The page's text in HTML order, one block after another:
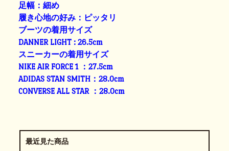
足幅：細め
履き心地の好み：ピッタリ
ブーツの着用サイズ
DANNER LIGHT : 26.5cm
スニーカーの着用サイズ
NIKE AIR FORCE 1 ：27.5cm
ADIDAS STAN SMITH：28.0cm
CONVERSE ALL STAR ：28.0cm
最近見た商品